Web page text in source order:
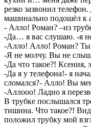
резко зазвонил
машинально подошёл к
- Алло! Роман? –из
-Да… я вас слушаю. -я
-Алло! Алло! Роман?
-Я не молчу. Вы не
-Да что такое?! Ксения,
-Да я у телефона!- я
сломался?- Алло! Вы
-Аллооо! Ладно я
В трубке послышался
тишина. Что такое?!
положил трубку мой